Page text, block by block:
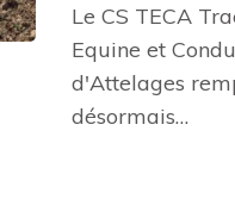
Le CS TECA
Equine et
d'Attelages
désormais…